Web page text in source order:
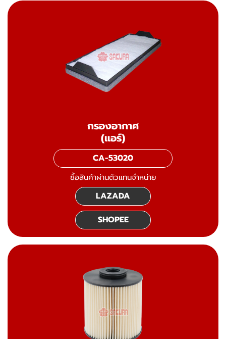
กรองอากาศ
(แอร์)
CA-53020
ซื้อสินค้าผ่านตัวแทนจำหน่าย
LAZADA
SHOPEE